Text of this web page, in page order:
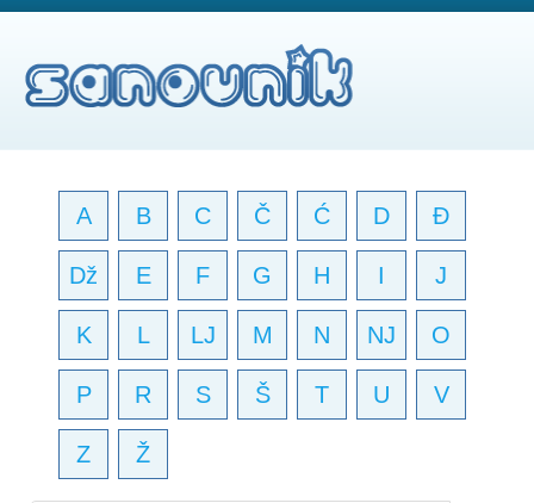
A B C Č Ć D Đ
Dž E F G H I J
K L LJ M N NJ O
P R S Š T U V
Z Ž